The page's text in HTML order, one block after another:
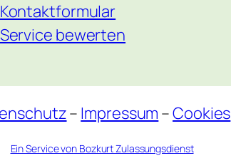
Kontaktformular
Service bewerten
– Impressum –Cookies
Ein Service von Bozkurt Zulassungsdienst